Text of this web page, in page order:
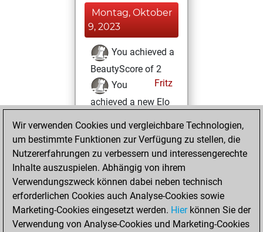
Montag, Oktober
9, 2023
You achieved a
BeautyScore of 2
Fritz
You
achieved a new Elo
You created
your Fritz account
Freitag,
November 13,
2020
You played 1
Wir verwenden Cookies und vergleichbare Technologien,
um bestimmte Funktionen zur Verfügung zu stellen, die
Nutzererfahrungen zu verbessern und interessengerechte
Inhalte auszuspielen. Abhängig von ihrem
Verwendungszweck können dabei neben technisch
erforderlichen Cookies auch Analyse-Cookies sowie
Marketing-Cookies eingesetzt werden. Hierkönnen Sie der
Verwendung von Analyse-Cookies und Marketing-Cookies